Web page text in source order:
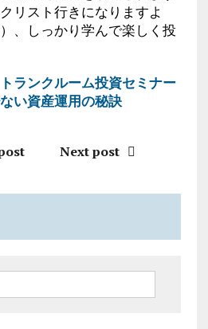
リスト行きになりますよ
、しっかり学んで楽しく投
トランクルーム投資セミナー
い資産運用の秘訣
Next post